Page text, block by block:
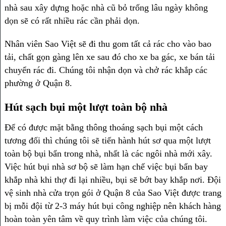
nhà sau xây dựng hoặc nhà cũ bỏ trống lâu ngày không
dọn sẽ có rất nhiều rác cần phải dọn.
Nhân viên Sao Việt sẽ đi thu gom tất cả rác cho vào bao
tải, chất gọn gàng lên xe sau đó cho xe ba gác, xe bán tải
chuyển rác đi. Chúng tôi nhận dọn và chở rác khắp các
phường ở Quận 8.
Hút sạch bụi một lượt toàn bộ nhà
Để có được mặt bằng thông thoáng sạch bụi một cách
tương đối thì chúng tôi sẽ tiến hành hút sơ qua một lượt
toàn bộ bụi bẩn trong nhà, nhất là các ngôi nhà mới xây.
Việc hút bụi nhà sơ bộ sẽ làm hạn chế việc bụi bẩn bay
khắp nhà khi thợ đi lại nhiều, bụi sẽ bớt bay khắp nơi. Đội
vệ sinh nhà cửa trọn gói ở Quận 8 của Sao Việt được trang
bị mỗi đội từ 2-3 máy hút bụi công nghiệp nên khách hàng
hoàn toàn yên tâm về quy trình làm việc của chúng tôi.